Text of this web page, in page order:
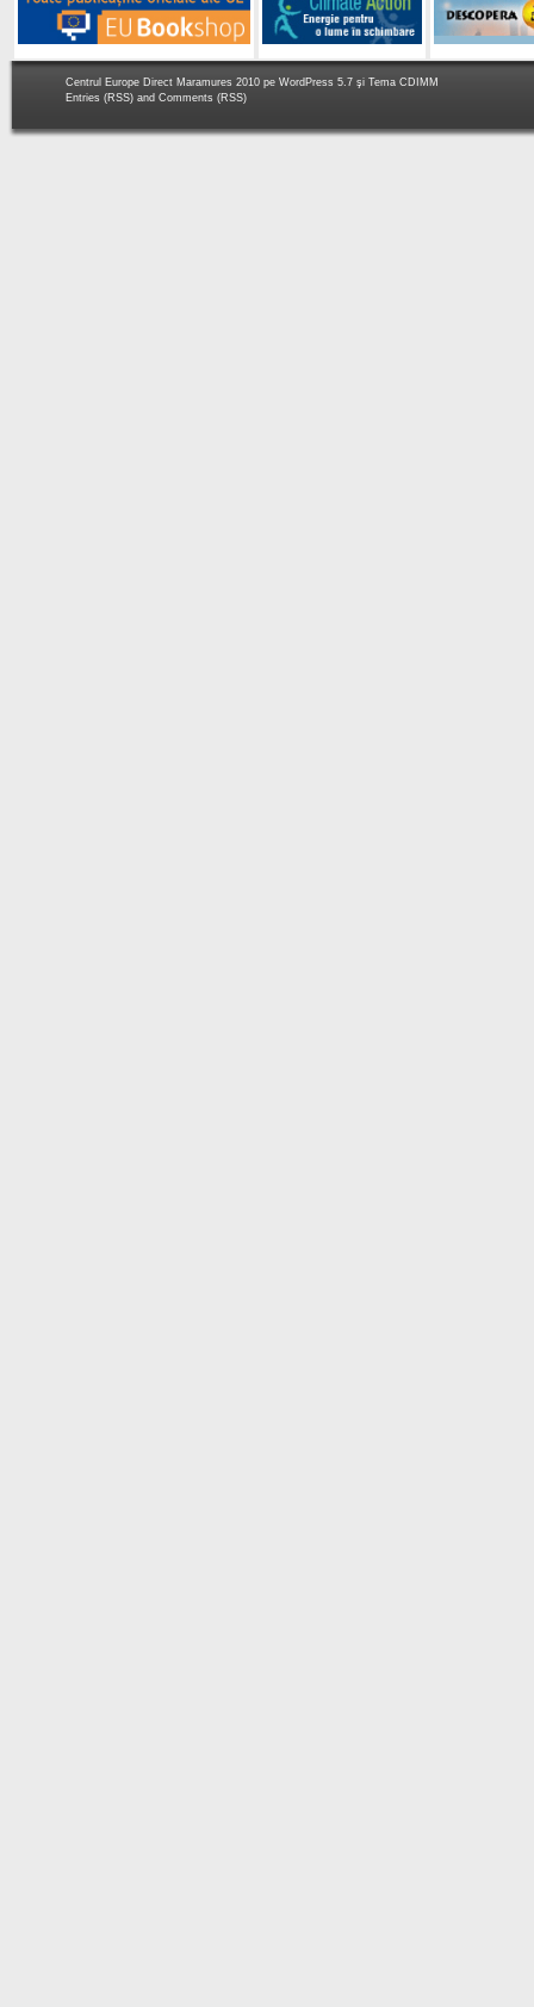
Centrul Europe Direct Maramures 2010 pe WordPress 5.7 şi Tema CDIMM
Entries (RSS) and Comments (RSS)